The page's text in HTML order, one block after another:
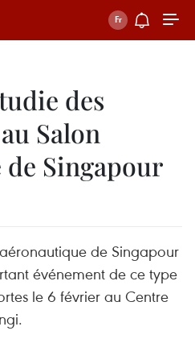
des
Salon
Singapour
de Singapour
événement de ce type
le 6 février au Centre